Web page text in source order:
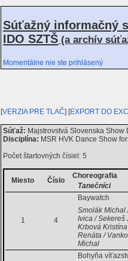
Súťažný informačný
IDO SZTŠ (a archív
Momentálne nie ste prihlásený
[VERZIA PRE TLAČ] [EXPORT DO
Súťaž: Majstrovstvá Slovenska
Disciplína: MSR HVK Dance Show
Počet štartovných čísiel: 5
Miesto Číslo
Choreografia
Tanečníci
1 4
Baywatch
Smolák Michal
Ivica / Sekereš
Krbová
Renáta /
Michal
Bohyňa